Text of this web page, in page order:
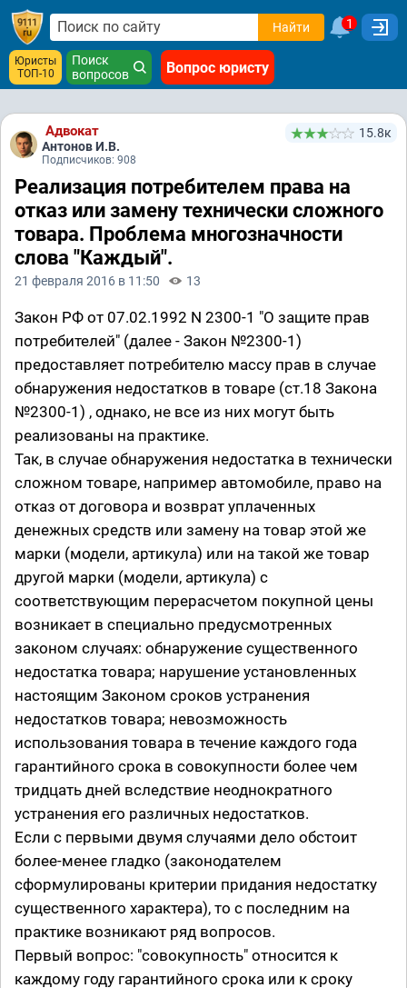
Найти 1
Юристы
ТОП-10
Поиск
вопросов
Вопрос юристу
Адвокат
Антонов И.В.
Подписчиков: 908
15.8к
Реализация потребителем права на
отказ или замену технически сложного
товара. Проблема многозначности
слова "Каждый".
21 февраля 2016 в 11:50 13
Закон РФ от 07.02.1992 N 2300-1 "О защите прав
потребителей" (далее - Закон №2300-1)
предоставляет потребителю массу прав в случае
обнаружения недостатков в товаре (ст.18 Закона
№2300-1) , однако, не все из них могут быть
реализованы на практике.
Так, в случае обнаружения недостатка в технически
сложном товаре, например автомобиле, право на
отказ от договора и возврат уплаченных
денежных средств или замену на товар этой же
марки (модели, артикула) или на такой же товар
другой марки (модели, артикула) с
соответствующим перерасчетом покупной цены
возникает в специально предусмотренных
законом случаях: обнаружение существенного
недостатка товара; нарушение установленных
настоящим Законом сроков устранения
недостатков товара; невозможность
использования товара в течение каждого года
гарантийного срока в совокупности более чем
тридцать дней вследствие неоднократного
устранения его различных недостатков.
Если с первыми двумя случаями дело обстоит
более-менее гладко (законодателем
сформулированы критерии придания недостатку
существенного характера), то с последним на
практике возникают ряд вопросов.
Первый вопрос: "совокупность" относится к
каждому году гарантийного срока или к сроку